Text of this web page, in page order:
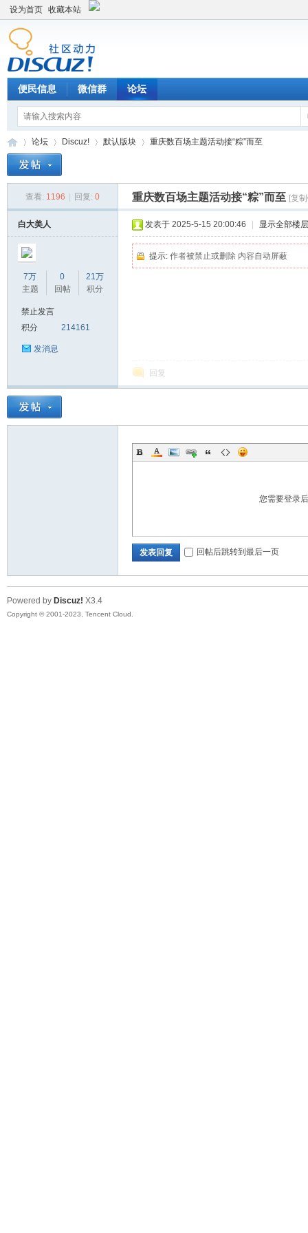
设为首页 收藏本站
便民信息 微信群 论坛
Bo
论坛
›
Discuz!
›
默认版块
›
重庆数百场主题活动接“粽”而至
查看: 1196 回复: 0 重庆数百场主题活动接“粽”而至 [复
白大美人
7万
主题
0
回帖
21万
积分
禁止发言
积分
214161
发消息
发表于 2025-5-15 20:00:46 显示全部楼层
提示: 作者被禁止或删除 内容自动屏蔽
回复
您需要登录
发表回复 回帖后跳转到最后一页
Powered by Discuz! X3.4
Copyright © 2001-2023, Tencent Cloud.